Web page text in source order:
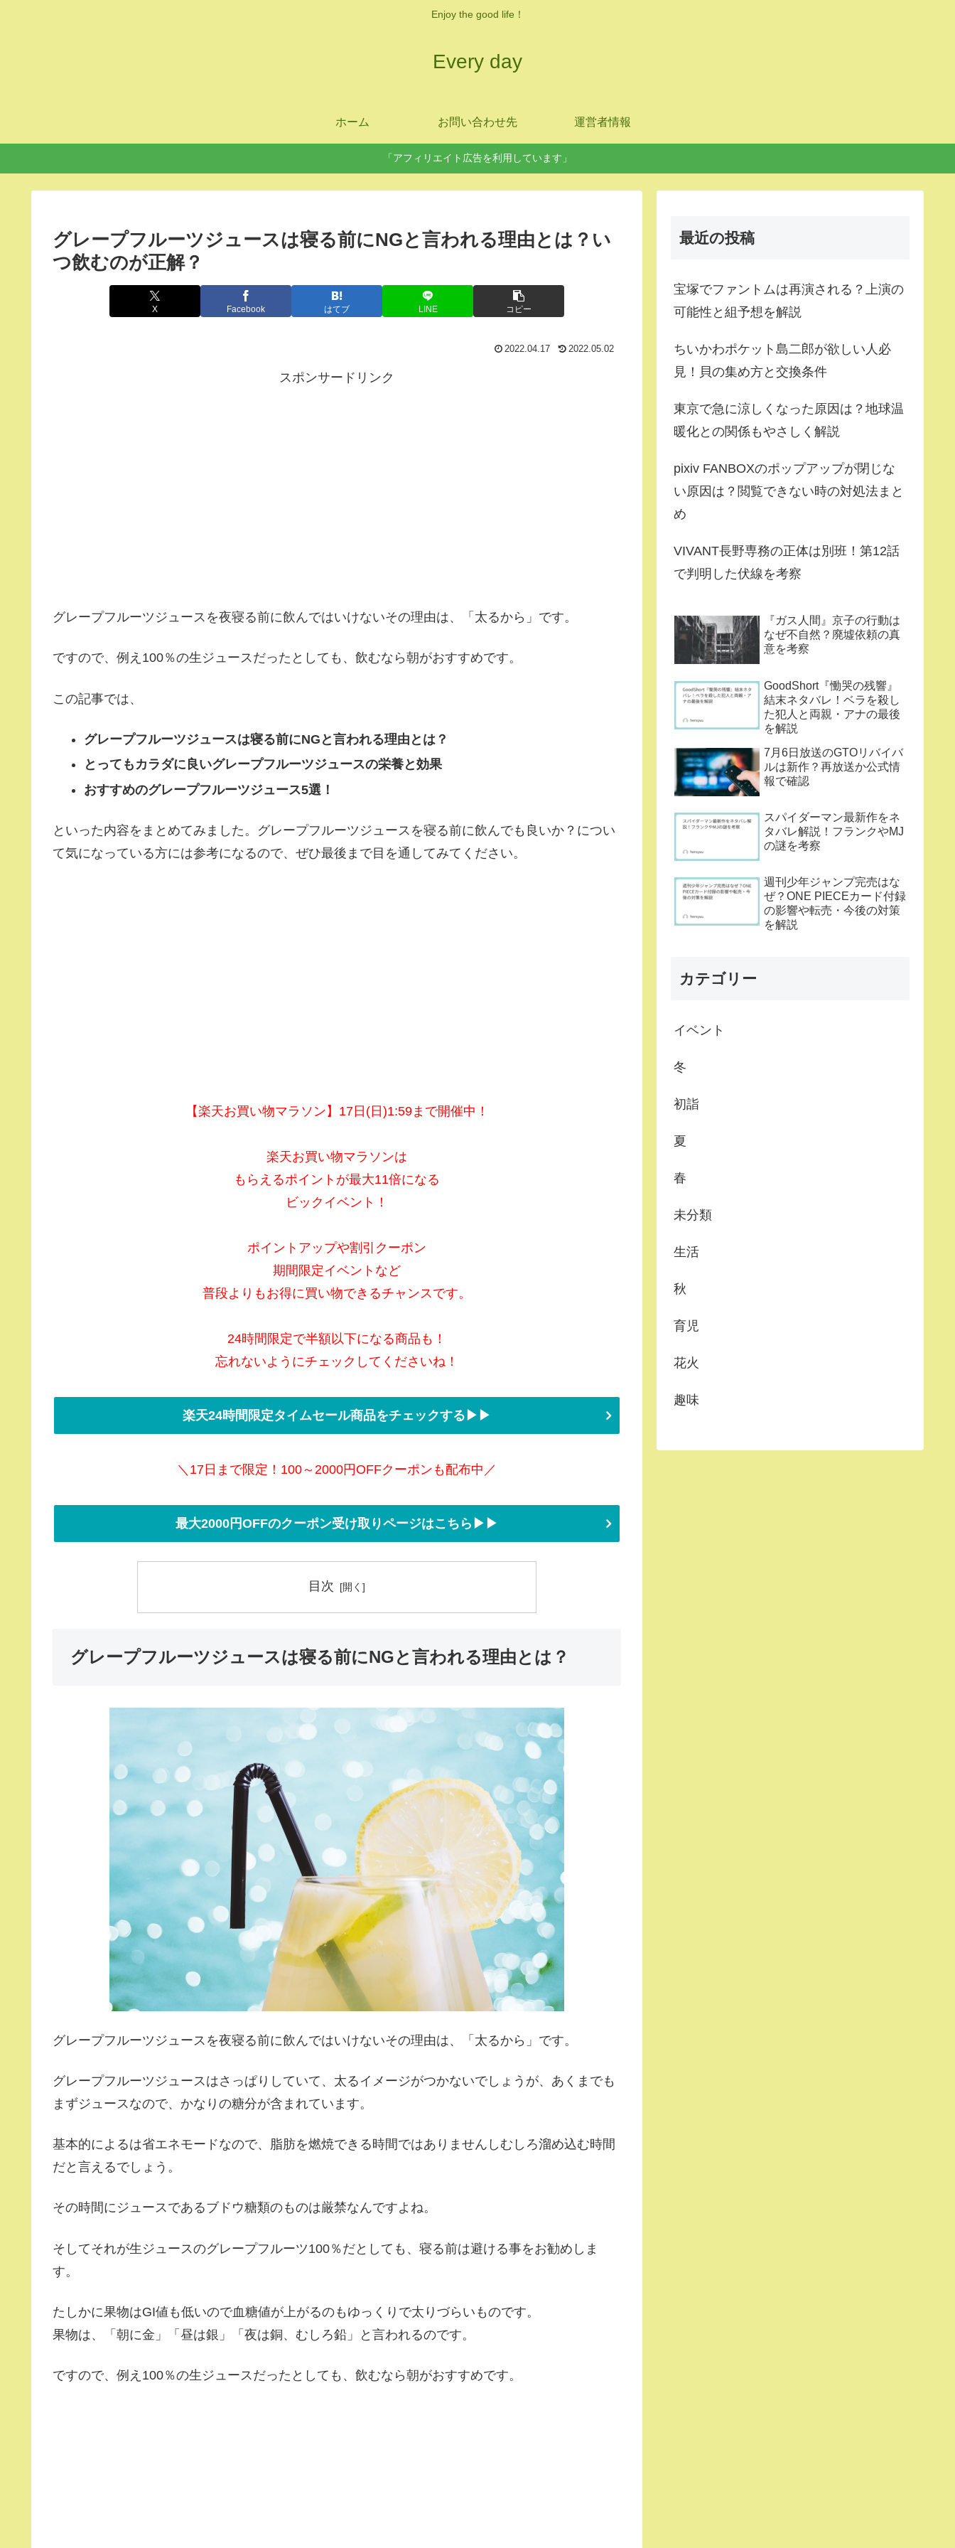
Enjoy the good life！
Every day
ホーム お問い合わせ先 運営者情報
「アフィリエイト広告を利用しています」
グレープフルーツジュースは寝る前にNGと言われる理由とは？い
つ飲むのが正解？
X Facebook はてブ LINE コピー
2022.04.17 2022.05.02
スポンサードリンク
グレープフルーツジュースを夜寝る前に飲んではいけないその理由は、「太るから」です。
ですので、例え100％の生ジュースだったとしても、飲むなら朝がおすすめです。
この記事では、
グレープフルーツジュースは寝る前にNGと言われる理由とは？
とってもカラダに良いグレープフルーツジュースの栄養と効果
おすすめのグレープフルーツジュース5選！
といった内容をまとめてみました。グレープフルーツジュースを寝る前に飲んでも良いか？につい
て気になっている方には参考になるので、ぜひ最後まで目を通してみてください。
【楽天お買い物マラソン】17日(日)1:59まで開催中！
楽天お買い物マラソンは
もらえるポイントが最大11倍になる
ビックイベント！
ポイントアップや割引クーポン
期間限定イベントなど
普段よりもお得に買い物できるチャンスです。
24時間限定で半額以下になる商品も！
忘れないようにチェックしてくださいね！
楽天24時間限定タイムセール商品をチェックする▶▶
＼17日まで限定！100～2000円OFFクーポンも配布中／
最大2000円OFFのクーポン受け取りページはこちら▶▶
目次
グレープフルーツジュースは寝る前にNGと言われる理由とは？
グレープフルーツジュースを夜寝る前に飲んではいけないその理由は、「太るから」です。
グレープフルーツジュースはさっぱりしていて、太るイメージがつかないでしょうが、あくまでも
まずジュースなので、かなりの糖分が含まれています。
基本的によるは省エネモードなので、脂肪を燃焼できる時間ではありませんしむしろ溜め込む時間
だと言えるでしょう。
その時間にジュースであるブドウ糖類のものは厳禁なんですよね。
そしてそれが生ジュースのグレープフルーツ100％だとしても、寝る前は避ける事をお勧めしま
す。
たしかに果物はGI値も低いので血糖値が上がるのもゆっくりで太りづらいものです。
果物は、「朝に金」「昼は銀」「夜は銅、むしろ鉛」と言われるのです。
ですので、例え100％の生ジュースだったとしても、飲むなら朝がおすすめです。
最近の投稿
宝塚でファントムは再演される？上演の
可能性と組予想を解説
ちいかわポケット島二郎が欲しい人必
見！貝の集め方と交換条件
東京で急に涼しくなった原因は？地球温
暖化との関係もやさしく解説
pixiv FANBOXのポップアップが閉じな
い原因は？閲覧できない時の対処法まと
め
VIVANT長野専務の正体は別班！第12話
で判明した伏線を考察
『ガス人間』京子の行動は
なぜ不自然？廃墟依頼の真
意を考察
GoodShort『慟哭の残響』
結末ネタバレ！ベラを殺し
た犯人と両親・アナの最後
を解説
7月6日放送のGTOリバイバ
ルは新作？再放送か公式情
報で確認
スパイダーマン最新作をネ
タバレ解説！フランクやMJ
の謎を考察
週刊少年ジャンプ完売はな
ぜ？ONE PIECEカード付録
の影響や転売・今後の対策
を解説
カテゴリー
イベント
冬
初詣
夏
春
未分類
生活
秋
育児
花火
趣味